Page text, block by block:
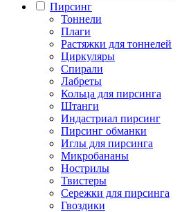
Пирсинг
Тоннели
Плаги
Растяжки для тоннелей
Циркуляры
Спирали
Лабреты
Кольца для пирсинга
Штанги
Индастриал пирсинг
Пирсинг обманки
Иглы для пирсинга
Микробананы
Нострилы
Твистеры
Сережки для пирсинга
Гвоздики